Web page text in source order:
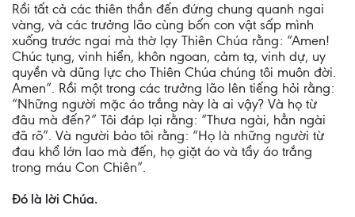
Rồi tất cả các thiên thần đến đứng chung quanh ngai
vàng, và các trưởng lão cùng bốn con vật sấp mình
xuống trước ngai mà thờ lạy Thiên Chúa rằng: “Amen!
Chúc tụng, vinh hiển, khôn ngoan, cảm tạ, vinh dự, uy
quyền và dũng lực cho Thiên Chúa chúng tôi muôn đời.
Amen”. Rồi một trong các trưởng lão lên tiếng hỏi rằng:
“Những người mặc áo trắng này là ai vậy? Và họ từ
đâu mà đến?” Tôi đáp lại rằng: “Thưa ngài, hẳn ngài
đã rõ”. Và người bảo tôi rằng: “Họ là những người từ
đau khổ lớn lao mà đến, họ giặt áo và tẩy áo trắng
trong máu Con Chiên”.
Ðó là lời Chúa.